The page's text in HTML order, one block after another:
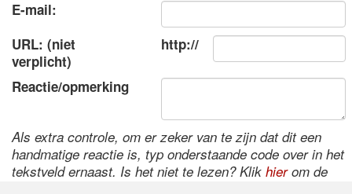
E-mail:
URL: (niet
verplicht)
http://
Reactie/opmerking
Als extra controle, om er zeker van te zijn dat dit een
handmatige reactie is, typ onderstaande code over in het
tekstveld ernaast. Is het niet te lezen? Klik hierom de